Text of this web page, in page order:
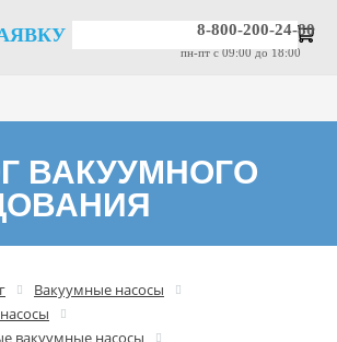
8-800-200-24-80
пн-пт c 09:00 до 18:00
ВАКУУМНОГО
Вакуумные насосы
вакуумные насосы
насосы
датчики